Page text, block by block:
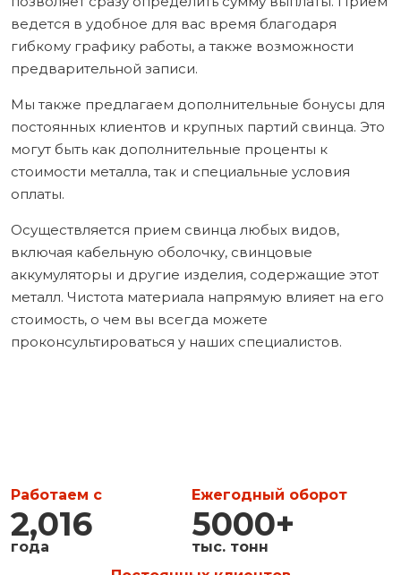
ведется в удобное для вас время благодаря
гибкому графику работы, а также возможности
предварительной записи.
Мы также предлагаем дополнительные бонусы для
постоянных клиентов и крупных партий свинца. Это
могут быть как дополнительные проценты к
стоимости металла, так и специальные условия
оплаты.
Осуществляется прием свинца любых видов,
включая кабельную оболочку, свинцовые
аккумуляторы и другие изделия, содержащие этот
металл. Чистота материала напрямую влияет на его
стоимость, о чем вы всегда можете
проконсультироваться у наших специалистов.
Работаем с
2,016
года
Ежегодный оборот
5000+
тыс. тонн